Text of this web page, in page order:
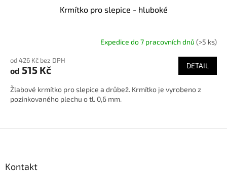
Krmítko pro slepice - hluboké
Expedice do 7 pracovních dnů (>5 ks)
od 426 Kč bez DPH
od 515 Kč DETAIL
Žlabové krmítko pro slepice a drůbež. Krmítko je vyrobeno z
pozinkovaného plechu o tl. 0,6 mm.
Kontakt